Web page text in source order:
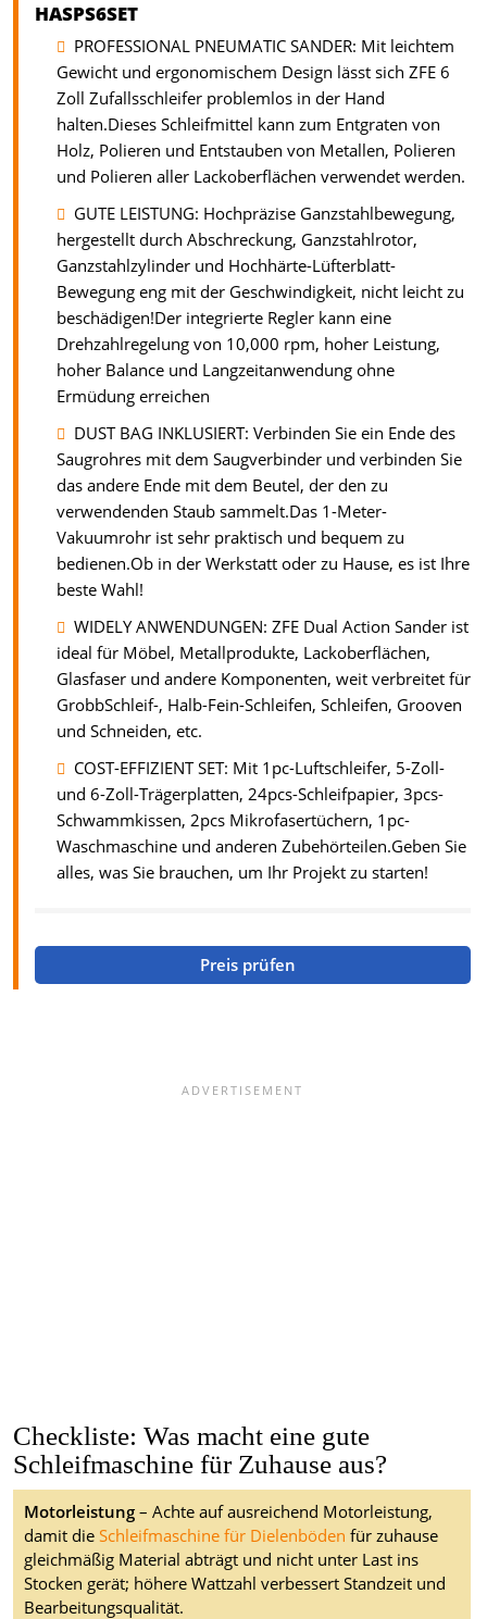
HASPS6SET
PROFESSIONAL PNEUMATIC SANDER: Mit leichtem
Gewicht und ergonomischem Design lässt sich ZFE 6
Zoll Zufallsschleifer problemlos in der Hand
halten.Dieses Schleifmittel kann zum Entgraten von
Holz, Polieren und Entstauben von Metallen, Polieren
und Polieren aller Lackoberflächen verwendet werden.
GUTE LEISTUNG: Hochpräzise Ganzstahlbewegung,
hergestellt durch Abschreckung, Ganzstahlrotor,
Ganzstahlzylinder und Hochhärte-Lüfterblatt-
Bewegung eng mit der Geschwindigkeit, nicht leicht zu
beschädigen!Der integrierte Regler kann eine
Drehzahlregelung von 10,000 rpm, hoher Leistung,
hoher Balance und Langzeitanwendung ohne
Ermüdung erreichen
DUST BAG INKLUSIERT: Verbinden Sie ein Ende des
Saugrohres mit dem Saugverbinder und verbinden Sie
das andere Ende mit dem Beutel, der den zu
verwendenden Staub sammelt.Das 1-Meter-
Vakuumrohr ist sehr praktisch und bequem zu
bedienen.Ob in der Werkstatt oder zu Hause, es ist Ihre
beste Wahl!
WIDELY ANWENDUNGEN: ZFE Dual Action Sander ist
ideal für Möbel, Metallprodukte, Lackoberflächen,
Glasfaser und andere Komponenten, weit verbreitet für
GrobbSchleif-, Halb-Fein-Schleifen, Schleifen, Grooven
und Schneiden, etc.
COST-EFFIZIENT SET: Mit 1pc-Luftschleifer, 5-Zoll-
und 6-Zoll-Trägerplatten, 24pcs-Schleifpapier, 3pcs-
Schwammkissen, 2pcs Mikrofasertüchern, 1pc-
Waschmaschine und anderen Zubehörteilen.Geben Sie
alles, was Sie brauchen, um Ihr Projekt zu starten!
Preis prüfen
Checkliste: Was macht eine gute
Schleifmaschine für Zuhause aus?
Motorleistung– Achte auf ausreichend Motorleistung,
damit dieSchleifmaschine für Dielenböden für zuhause
gleichmäßig Material abträgt und nicht unter Last ins
Stocken gerät; höhere Wattzahl verbessert Standzeit und
Bearbeitungsqualität.